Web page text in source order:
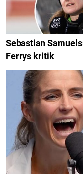
Sebastian
Ferrys kritik